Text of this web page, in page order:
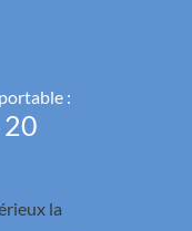
:
la